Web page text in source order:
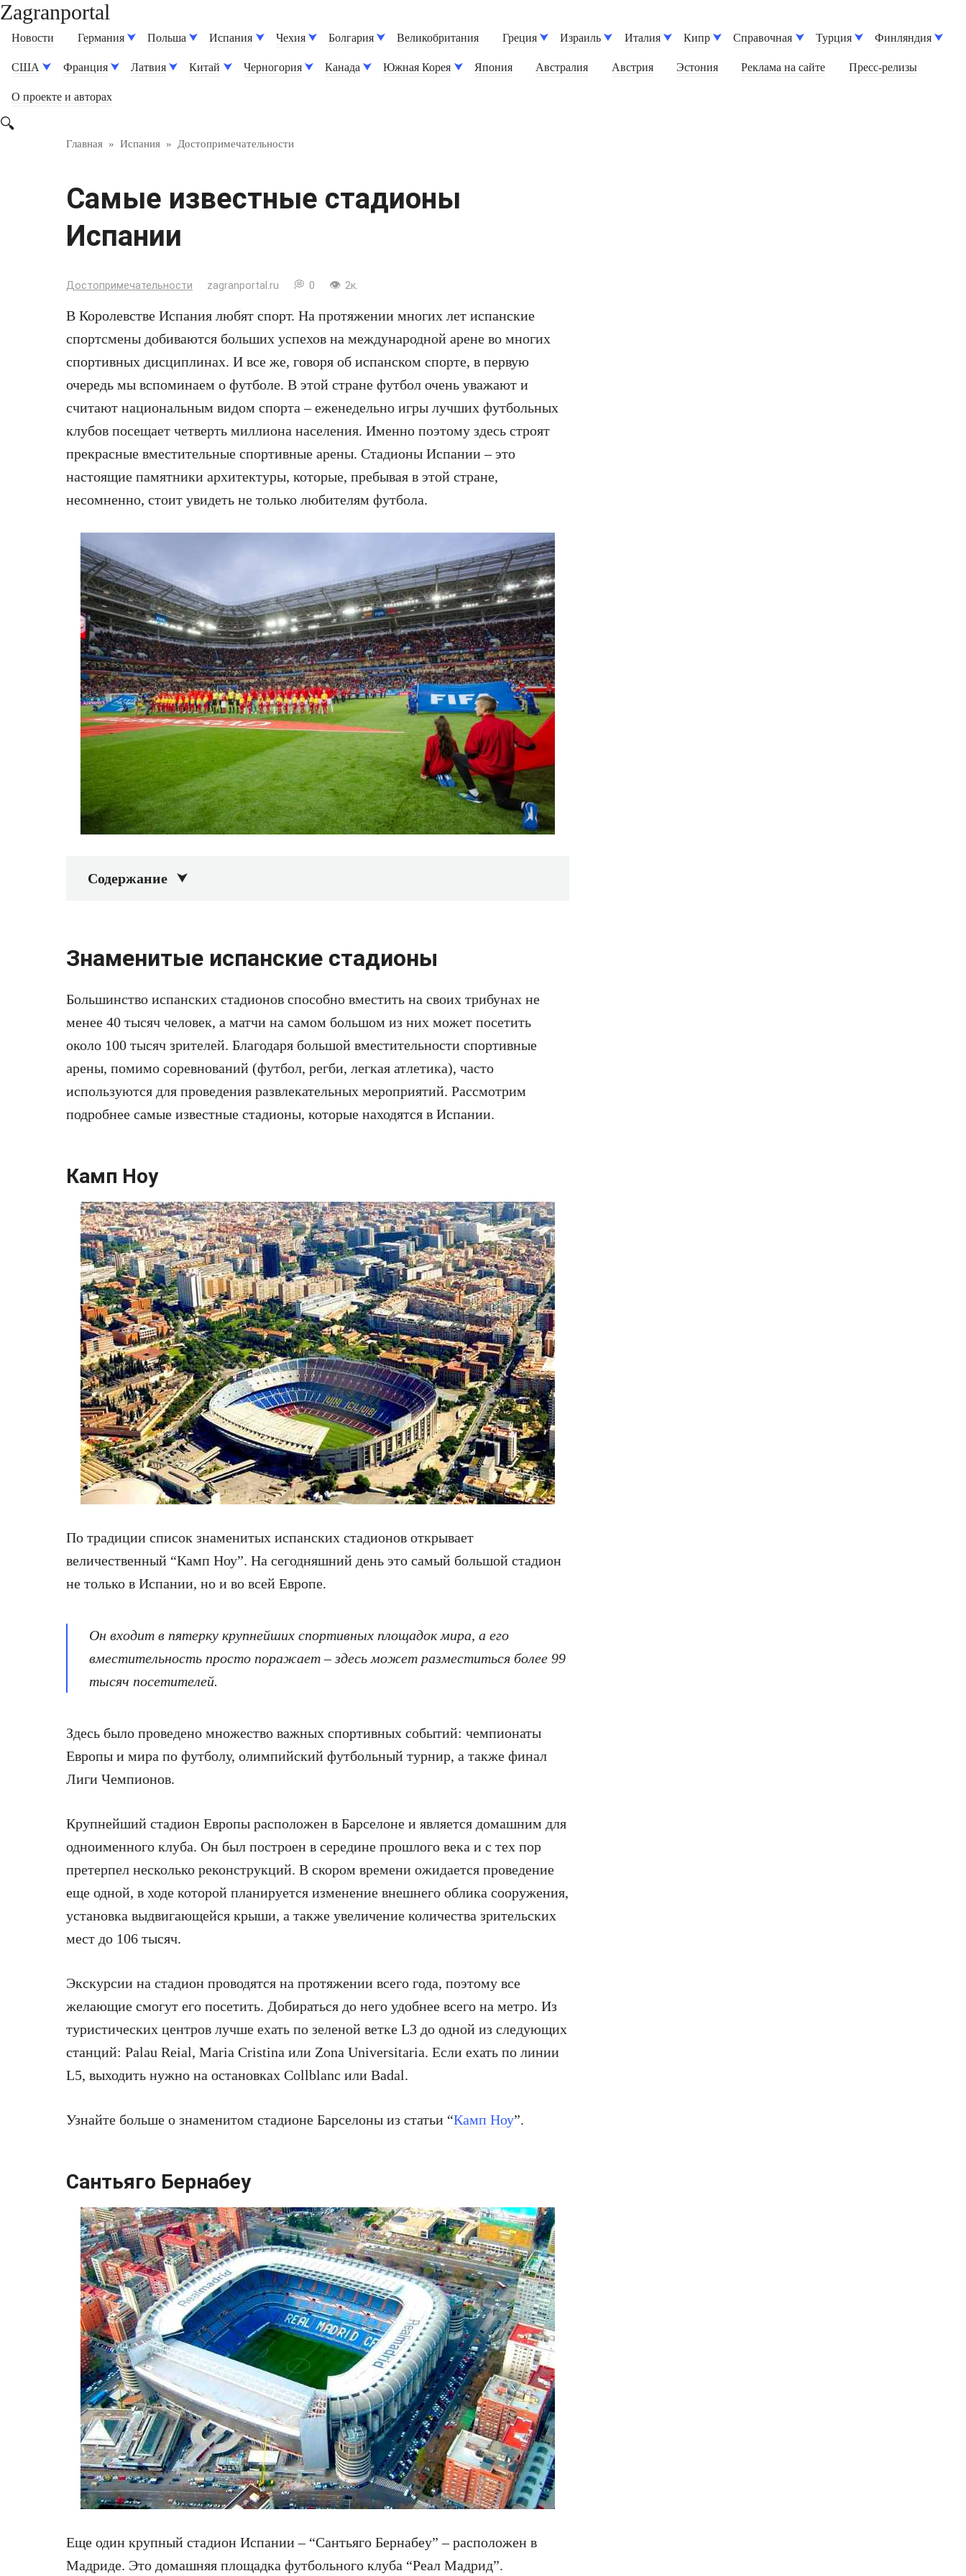
Перейти
Zagranportal
Новости Германия Польша Испания Чехия Болгария Великобритания Греция Израиль Италия Кипр Справочная Турция Финляндия
США Франция Латвия Китай Черногория Канада Южная Корея Япония Австралия Австрия Эстония Реклама на сайте Пресс-релизы
О проекте и авторах
Главная » Испания » Достопримечательности
Самые известные стадионы
Испании
Достопримечательности zagranportal.ru 0 2к.
В Королевстве Испания любят спорт. На протяжении многих лет испанские
спортсмены добиваются больших успехов на международной арене во многих
спортивных дисциплинах. И все же, говоря об испанском спорте, в первую
очередь мы вспоминаем о футболе. В этой стране футбол очень уважают и
считают национальным видом спорта – еженедельно игры лучших футбольных
клубов посещает четверть миллиона населения. Именно поэтому здесь строят
прекрасные вместительные спортивные арены. Стадионы Испании – это
настоящие памятники архитектуры, которые, пребывая в этой стране,
несомненно, стоит увидеть не только любителям футбола.
Содержание
Знаменитые испанские стадионы
Большинство испанских стадионов способно вместить на своих трибунах не
менее 40 тысяч человек, а матчи на самом большом из них может посетить
около 100 тысяч зрителей. Благодаря большой вместительности спортивные
арены, помимо соревнований (футбол, регби, легкая атлетика), часто
используются для проведения развлекательных мероприятий. Рассмотрим
подробнее самые известные стадионы, которые находятся в Испании.
Камп Ноу
По традиции список знаменитых испанских стадионов открывает
величественный “Камп Ноу”. На сегодняшний день это самый большой стадион
не только в Испании, но и во всей Европе.
Он входит в пятерку крупнейших спортивных площадок мира, а его
вместительность просто поражает – здесь может разместиться более 99
тысяч посетителей.
Здесь было проведено множество важных спортивных событий: чемпионаты
Европы и мира по футболу, олимпийский футбольный турнир, а также финал
Лиги Чемпионов.
Крупнейший стадион Европы расположен в Барселоне и является домашним для
одноименного клуба. Он был построен в середине прошлого века и с тех пор
претерпел несколько реконструкций. В скором времени ожидается проведение
еще одной, в ходе которой планируется изменение внешнего облика сооружения,
установка выдвигающейся крыши, а также увеличение количества зрительских
мест до 106 тысяч.
Экскурсии на стадион проводятся на протяжении всего года, поэтому все
желающие смогут его посетить. Добираться до него удобнее всего на метро. Из
туристических центров лучше ехать по зеленой ветке L3 до одной из следующих
станций: Palau Reial, Maria Cristina или Zona Universitaria. Если ехать по линии
L5, выходить нужно на остановках Collblanc или Badal.
Узнайте больше о знаменитом стадионе Барселоны из статьи “Камп Ноу”.
Сантьяго Бернабеу
Еще один крупный стадион Испании – “Сантьяго Бернабеу” – расположен в
Мадриде. Это домашняя площадка футбольного клуба “Реал Мадрид”.